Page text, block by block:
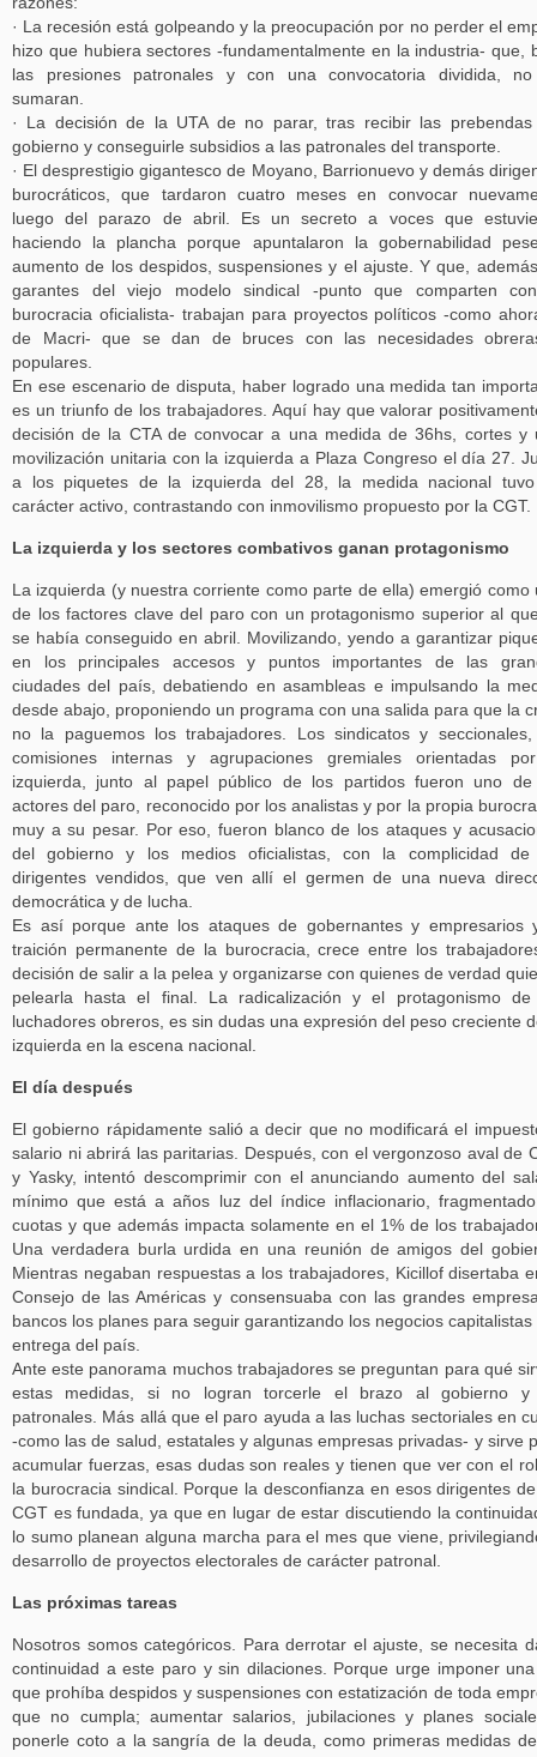
· La recesión está golpeando y la preocupación por no perder el
hizo que hubiera sectores -fundamentalmente en la industria- que,
las presiones patronales y con una convocatoria dividida,
sumaran.
· La decisión de la UTA de no parar, tras recibir las prebendas
gobierno y conseguirle subsidios a las patronales del transporte.
· El desprestigio gigantesco de Moyano, Barrionuevo y demás
burocráticos, que tardaron cuatro meses en convocar
luego del parazo de abril. Es un secreto a voces que
haciendo la plancha porque apuntalaron la gobernabilidad
aumento de los despidos, suspensiones y el ajuste. Y que,
garantes del viejo modelo sindical -punto que comparten
burocracia oficialista- trabajan para proyectos políticos -como
de Macri- que se dan de bruces con las necesidades
populares.
En ese escenario de disputa, haber logrado una medida tan
es un triunfo de los trabajadores. Aquí hay que valorar
decisión de la CTA de convocar a una medida de 36hs, cortes y
movilización unitaria con la izquierda a Plaza Congreso el día 27.
a los piquetes de la izquierda del 28, la medida nacional
carácter activo, contrastando con inmovilismo propuesto por la CGT.
La izquierda y los sectores combativos ganan protagonismo
La izquierda (y nuestra corriente como parte de ella) emergió como
de los factores clave del paro con un protagonismo superior al
se había conseguido en abril. Movilizando, yendo a garantizar
en los principales accesos y puntos importantes de las
ciudades del país, debatiendo en asambleas e impulsando la
desde abajo, proponiendo un programa con una salida para que la
no la paguemos los trabajadores. Los sindicatos y
comisiones internas y agrupaciones gremiales orientadas
izquierda, junto al papel público de los partidos fueron uno de
actores del paro, reconocido por los analistas y por la propia
muy a su pesar. Por eso, fueron blanco de los ataques y
del gobierno y los medios oficialistas, con la complicidad de
dirigentes vendidos, que ven allí el germen de una nueva
democrática y de lucha.
Es así porque ante los ataques de gobernantes y empresarios
traición permanente de la burocracia, crece entre los
decisión de salir a la pelea y organizarse con quienes de verdad
pelearla hasta el final. La radicalización y el protagonismo de
luchadores obreros, es sin dudas una expresión del peso creciente
izquierda en la escena nacional.
El día después
El gobierno rápidamente salió a decir que no modificará el
salario ni abrirá las paritarias. Después, con el vergonzoso aval de
y Yasky, intentó descomprimir con el anunciando aumento del
mínimo que está a años luz del índice inflacionario,
cuotas y que además impacta solamente en el 1% de los
Una verdadera burla urdida en una reunión de amigos del
Mientras negaban respuestas a los trabajadores, Kicillof disertaba
Consejo de las Américas y consensuaba con las grandes
bancos los planes para seguir garantizando los negocios capitalistas
entrega del país.
Ante este panorama muchos trabajadores se preguntan para qué
estas medidas, si no logran torcerle el brazo al gobierno y
patronales. Más allá que el paro ayuda a las luchas sectoriales en
-como las de salud, estatales y algunas empresas privadas- y sirve
acumular fuerzas, esas dudas son reales y tienen que ver con el
la burocracia sindical. Porque la desconfianza en esos dirigentes
CGT es fundada, ya que en lugar de estar discutiendo la
lo sumo planean alguna marcha para el mes que viene,
desarrollo de proyectos electorales de carácter patronal.
Las próximas tareas
Nosotros somos categóricos. Para derrotar el ajuste, se necesita
continuidad a este paro y sin dilaciones. Porque urge imponer
que prohíba despidos y suspensiones con estatización de toda
que no cumpla; aumentar salarios, jubilaciones y planes
ponerle coto a la sangría de la deuda, como primeras medidas